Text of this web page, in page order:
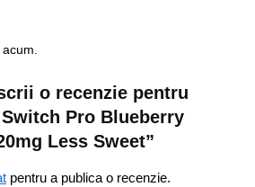
o recenzie pentru
Pro Blueberry
Less Sweet”
pentru a publica o recenzie.